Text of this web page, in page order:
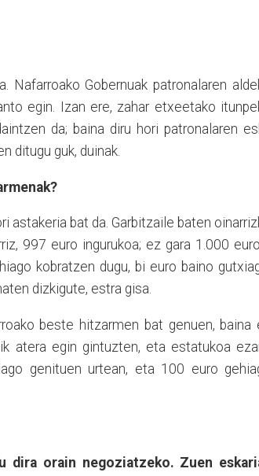
Gobernuak patronalaren
egin. Izan ere, zahar etxeetako
da; baina diru hori patronalaren
ditugu guk, duinak.
astakeria bat da. Garbitzaile baten
997 euro ingurukoa; ez gara 1.000
kobratzen dugu, bi euro baino
dizkigute, estra gisa.
beste hitzarmen bat genuen, baina
atera egin gintuzten, eta estatukoa
genituen urtean, eta 100 euro
dira orain negoziatzeko. Zuen